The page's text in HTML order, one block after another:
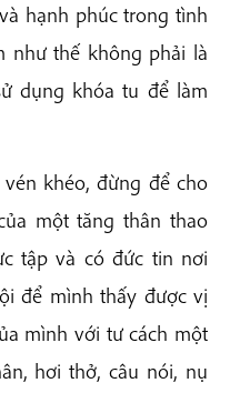
hạnh phúc trong tình
như thế không phải là
dụng khóa tu để làm
khéo, đừng để cho
một tăng thân thao
tập và có đức tin nơi
để mình thấy được vị
mình với tư cách một
hơi thở, câu nói, nụ